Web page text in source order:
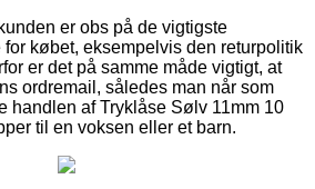
er obs på de vigtigste
købet, eksempelvis den returpolitik
er det på samme måde vigtigt, at
ordremail, således man når som
handlen af Tryklåse Sølv 11mm 10
til en voksen eller et barn.